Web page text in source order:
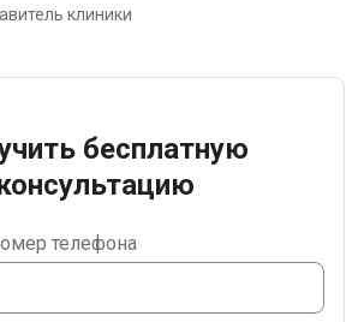
клиники
бесплатную
телефона